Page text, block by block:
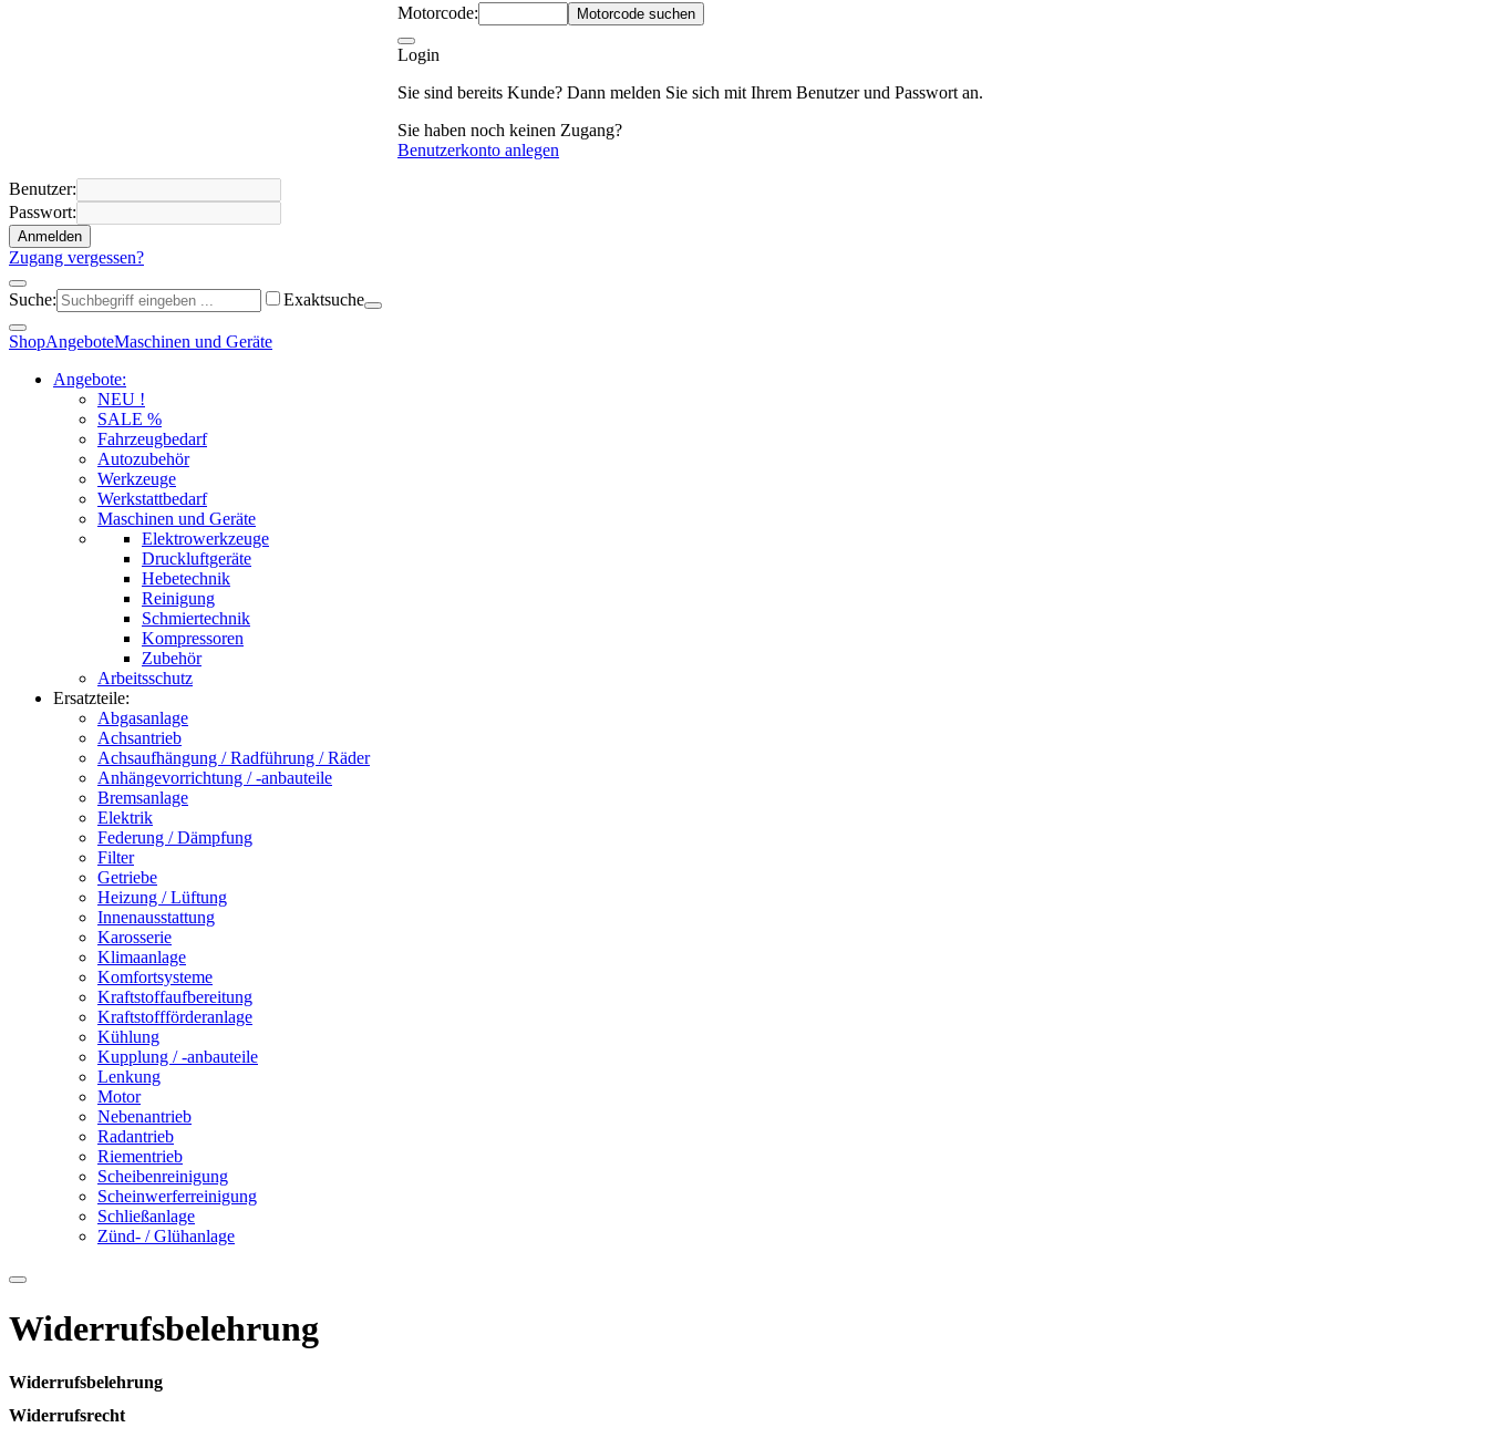
Motorcode:
Motorcode suchen
Login
Sie sind bereits Kunde? Dann melden Sie sich mit Ihrem Benutzer und Passwort an.
Sie haben noch keinen Zugang?
Benutzerkonto anlegen
Benutzer:
Passwort:
Anmelden
Zugang vergessen?
Suche: Exaktsuche
ShopAngeboteMaschinen und Geräte
Angebote:
NEU !
SALE %
Fahrzeugbedarf
Autozubehör
Werkzeuge
Werkstattbedarf
Maschinen und Geräte
Elektrowerkzeuge
Druckluftgeräte
Hebetechnik
Reinigung
Schmiertechnik
Kompressoren
Zubehör
Arbeitsschutz
Ersatzteile:
Abgasanlage
Achsantrieb
Achsaufhängung / Radführung / Räder
Anhängevorrichtung / -anbauteile
Bremsanlage
Elektrik
Federung / Dämpfung
Filter
Getriebe
Heizung / Lüftung
Innenausstattung
Karosserie
Klimaanlage
Komfortsysteme
Kraftstoffaufbereitung
Kraftstoffförderanlage
Kühlung
Kupplung / -anbauteile
Lenkung
Motor
Nebenantrieb
Radantrieb
Riementrieb
Scheibenreinigung
Scheinwerferreinigung
Schließanlage
Zünd- / Glühanlage
Widerrufsbelehrung
Widerrufsbelehrung
Widerrufsrecht